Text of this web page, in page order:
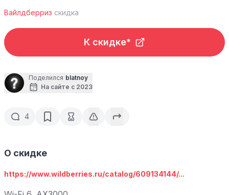
Вайлдберриз скидка
К скидке*
Поделился blatnoy
На сайте с 2023
4
О скидке
https://www.wildberries.ru/catalog/609134144/...